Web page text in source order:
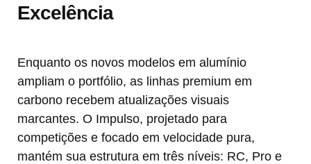
Excelência
Enquanto os novos modelos em alumínio
ampliam o portfólio, as linhas premium em
carbono recebem atualizações visuais
marcantes. O Impulso, projetado para
competições e focado em velocidade pura,
mantém sua estrutura em três níveis: RC, Pro e